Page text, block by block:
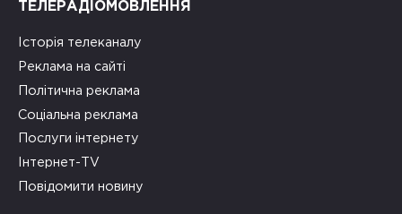
ТЕЛЕРАДІОМОВЛЕННЯ
Історія телеканалу
Реклама на сайті
Політична реклама
Соціальна реклама
Послуги інтернету
Інтернет-TV
Повідомити новину